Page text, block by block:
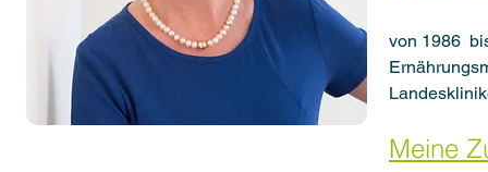
von 1986
Meine